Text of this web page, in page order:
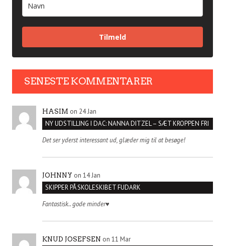
Tilmeld
SENESTE KOMMENTARER
HASIM on 24 Jan
NY UDSTILLING I DAC: NANNA DITZEL – SÆT KROPPEN FRI
Det ser yderst interessant ud, glæder mig til at besøge!
JOHNNY on 14 Jan
SKIPPER PÅ SKOLESKIBET FUDARK
Fantastisk.. gode minder♥️
KNUD JOSEFSEN on 11 Mar